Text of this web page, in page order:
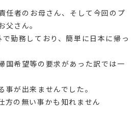
任者のお母さん、そして今回のプ
父さん。
勤務しており、簡単に日本に帰っ
国希望等の要求があった訳では一
が出来ませんでした。
方の無い事かも知れません